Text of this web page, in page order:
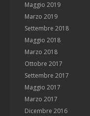
Maggio 2019
Marzo 2019
Settembre 2018
Maggio 2018
Marzo 2018
Ottobre 2017
Settembre 2017
Maggio 2017
Marzo 2017
Dicembre 2016